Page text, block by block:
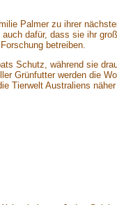
Palmer zu ihrer
dafür, dass sie ihr
betreiben.
Schutz, während sie
Grünfutter werden die
Tierwelt Australiens